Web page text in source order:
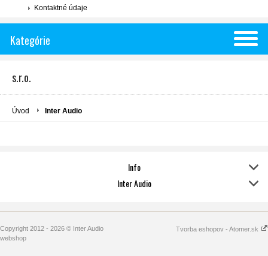
Kontaktné údaje
Kategórie
s.r.o.
Úvod Inter Audio
Info
Inter Audio
Copyright 2012 - 2026 © Inter Audio
webshop
Tvorba eshopov - Atomer.sk